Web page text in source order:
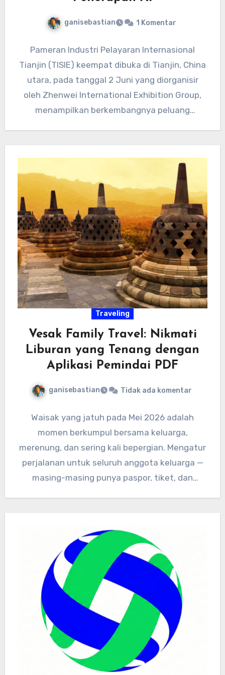
ganisebastian 1 Komentar
Pameran Industri Pelayaran Internasional
Tianjin (TISIE) keempat dibuka di Tianjin, China
utara, pada tanggal 2 Juni yang diorganisir
oleh Zhenwei International Exhibition Group,
menampilkan berkembangnya peluang
Traveling
Vesak Family Travel: Nikmati
Liburan yang Tenang dengan
Aplikasi Pemindai PDF
ganisebastian Tidak ada komentar
Waisak yang jatuh pada Mei 2026 adalah
momen berkumpul bersama keluarga,
merenung, dan sering kali bepergian. Mengatur
perjalanan untuk seluruh anggota keluarga —
masing-masing punya paspor, tiket, dan